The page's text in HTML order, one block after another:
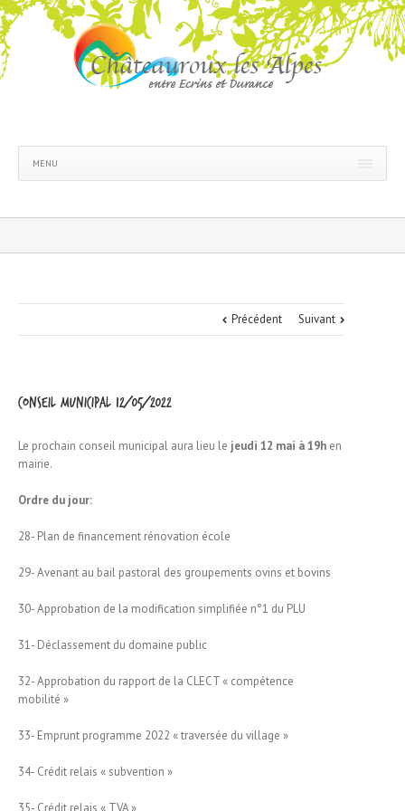
MENU
Précédent Suivant
Conseil municipal 12/05/2022
Le prochain conseil municipal aura lieu le jeudi 12 mai à 19h en
mairie.
Ordre du jour:
28- Plan de financement rénovation école
29- Avenant au bail pastoral des groupements ovins et bovins
30- Approbation de la modification simplifiée n°1 du PLU
31- Déclassement du domaine public
32- Approbation du rapport de la CLECT « compétence
mobilité »
33- Emprunt programme 2022 « traversée du village »
34- Crédit relais « subvention »
35- Crédit relais « TVA »